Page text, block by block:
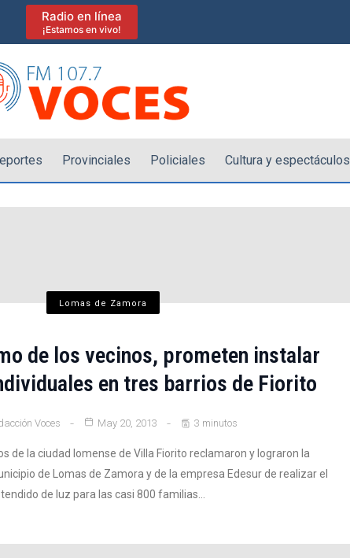
Radio en línea
¡Estamos en vivo!
Provinciales Policiales Cultura y espectáculos
Lomas de Zamora
de los vecinos, prometen instalar
en tres barrios de Fiorito
Voces May 20, 2013 3 minutos
de la ciudad lomense de Villa Fiorito reclamaron y lograron la
de Lomas de Zamora y de la empresa Edesur de realizar el
tendido de luz para las casi 800 familias…